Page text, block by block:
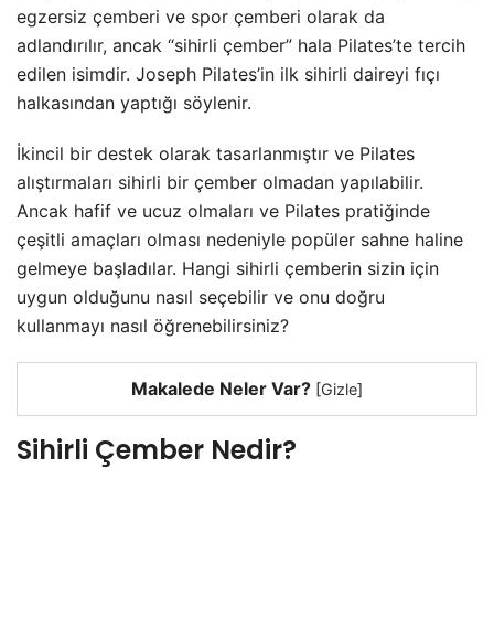
egzersiz çemberi ve spor çemberi olarak da
adlandırılır, ancak “sihirli çember” hala Pilates’te tercih
edilen isimdir. Joseph Pilates’in ilk sihirli daireyi fıçı
halkasından yaptığı söylenir.
İkincil bir destek olarak tasarlanmıştır ve Pilates
alıştırmaları sihirli bir çember olmadan yapılabilir.
Ancak hafif ve ucuz olmaları ve Pilates pratiğinde
çeşitli amaçları olması nedeniyle popüler sahne haline
gelmeye başladılar. Hangi sihirli çemberin sizin için
uygun olduğunu nasıl seçebilir ve onu doğru
kullanmayı nasıl öğrenebilirsiniz?
Makalede Neler Var? [Gizle]
Sihirli Çember Nedir?